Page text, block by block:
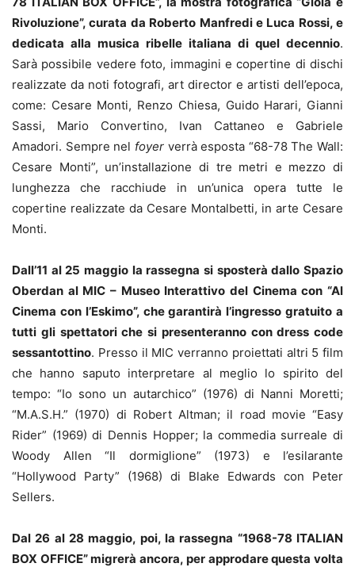
Rivoluzione”, curata da Roberto Manfredi e Luca Rossi, e
dedicata alla musica ribelle italiana di quel decennio.
Sarà possibile vedere foto, immagini e copertine di dischi
realizzate da noti fotografi, art director e artisti dell’epoca,
come: Cesare Monti, Renzo Chiesa, Guido Harari, Gianni
Sassi, Mario Convertino, Ivan Cattaneo e Gabriele
Amadori. Sempre nel foyerverrà esposta “68-78 The Wall:
Cesare Monti”, un’installazione di tre metri e mezzo di
lunghezza che racchiude in un’unica opera tutte le
copertine realizzate da Cesare Montalbetti, in arte Cesare
Monti.
Dall’11 al 25 maggio la rassegna si sposterà dallo Spazio
Oberdan al MIC – Museo Interattivo del Cinema con “Al
Cinema con l’Eskimo”, che garantirà l’ingresso gratuito a
tutti gli spettatori che si presenteranno con dress code
sessantottino. Presso il MIC verranno proiettati altri 5 film
che hanno saputo interpretare al meglio lo spirito del
tempo: “Io sono un autarchico” (1976) di Nanni Moretti;
“M.A.S.H.” (1970) di Robert Altman; il road movie “Easy
Rider” (1969) di Dennis Hopper; la commedia surreale di
Woody Allen “Il dormiglione” (1973) e l’esilarante
“Hollywood Party” (1968) di Blake Edwards con Peter
Sellers.
Dal 26 al 28 maggio, poi, la rassegna “1968-78 ITALIAN
BOX OFFICE” migrerà ancora, per approdare questa volta